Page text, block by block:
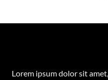
1,149.00 ₪.
Lorem ipsum dolor sit